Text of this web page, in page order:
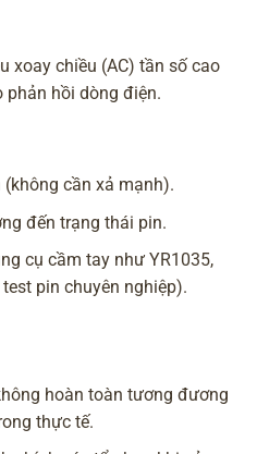
xoay chiều (AC) tần số cao
phản hồi dòng điện.
(không cần xả mạnh).
đến trạng thái pin.
cụ cầm tay như YR1035,
pin chuyên nghiệp).
hoàn toàn tương đương
thực tế.